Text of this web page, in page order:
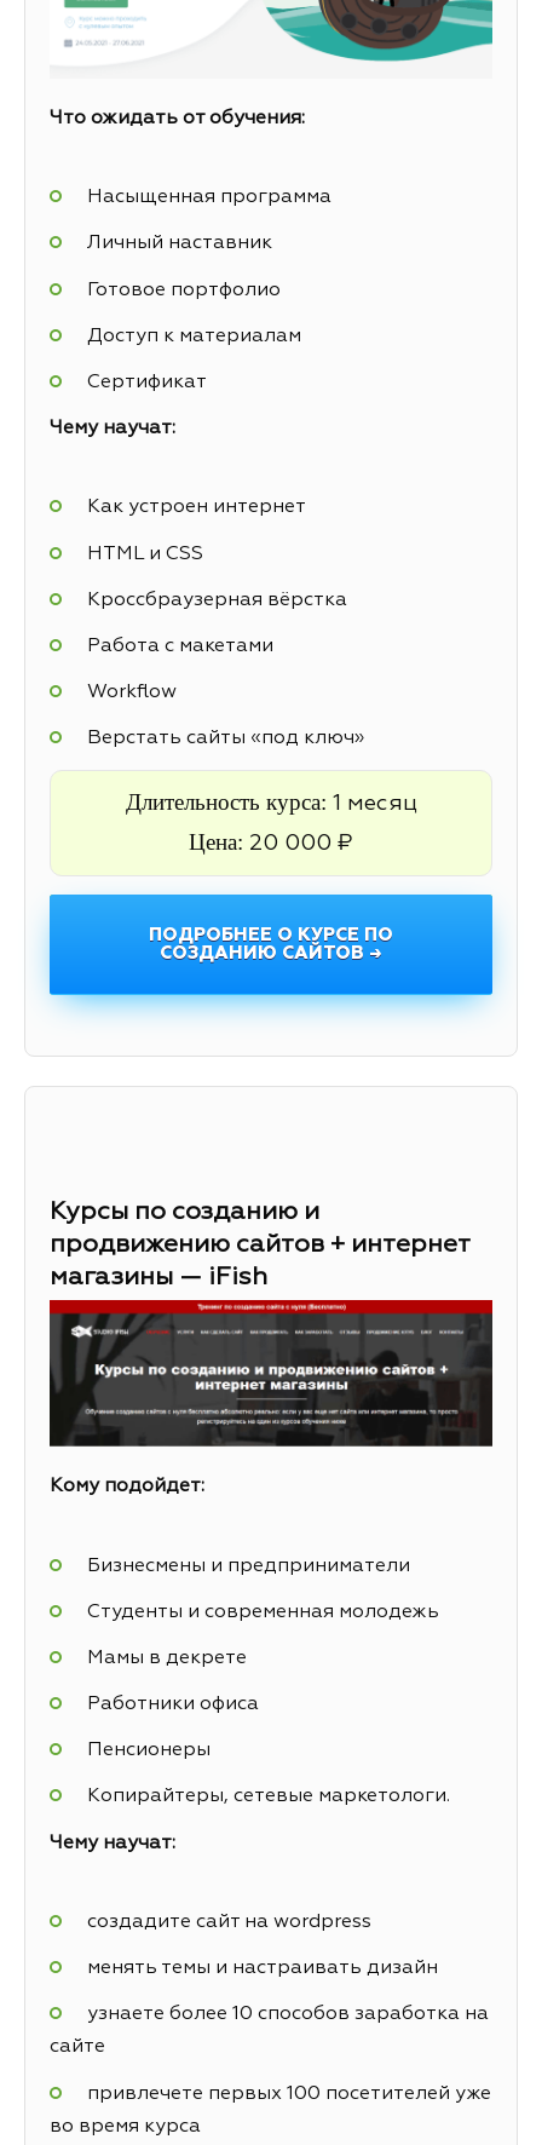
Что ожидать от обучения:
Насыщенная программа
Личный наставник
Готовое портфолио
Доступ к материалам
Сертификат
Чему научат:
Как устроен интернет
HTML и CSS
Кроссбраузерная вёрстка
Работа с макетами
Workflow
Верстать сайты «под ключ»
Длительность курса: 1 месяц
Цена: 20 000 ₽
ПОДРОБНЕЕ О КУРСЕ ПО
СОЗДАНИЮ САЙТОВ →
Курсы по созданию и
продвижению сайтов + интернет
магазины — iFish
Кому подойдет:
Бизнесмены и предприниматели
Студенты и современная молодежь
Мамы в декрете
Работники офиса
Пенсионеры
Копирайтеры, сетевые маркетологи.
Чему научат:
создадите сайт на wordpress
менять темы и настраивать дизайн
узнаете более 10 способов заработка на
сайте
привлечете первых 100 посетителей уже
во время курса